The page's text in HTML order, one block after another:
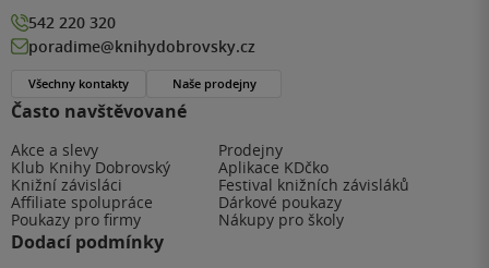
Často navštěvované
Akce a slevy
Prodejny
Klub Knihy Dobrovský
Aplikace KDčko
Knižní závisláci
Festival knižních závisláků
Affiliate spolupráce
Dárkové poukazy
Poukazy pro firmy
Nákupy pro školy
Dodací podmínky
542 220 320
poradime@knihydobrovsky.cz
Všechny kontakty Naše prodejny